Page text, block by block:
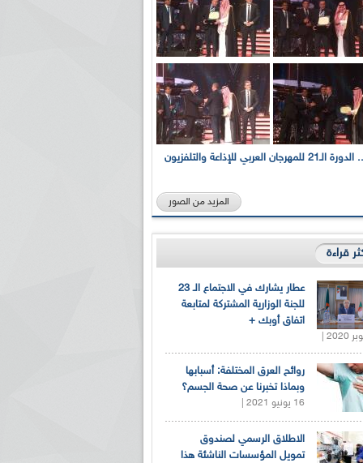
بالصور... الدورة الـ21 للمهرجان العربي للإذاعة والتلفزيون
المزيد من الصور
قراءة
عطار يشارك في الاجتماع الـ 23
للجنة الوزارية المشتركة لمتابعة
اتفاق أوبك +
روائح العرق المختلفة: أسبابها
وبماذا تخبرنا عن صحة الجسم؟
16 يونيو 2021 |
الاطلاق الرسمي لصندوق
تمويل المؤسسات الناشئة هذا